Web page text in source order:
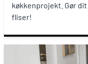
køkkenprojekt. Gør
fliser!